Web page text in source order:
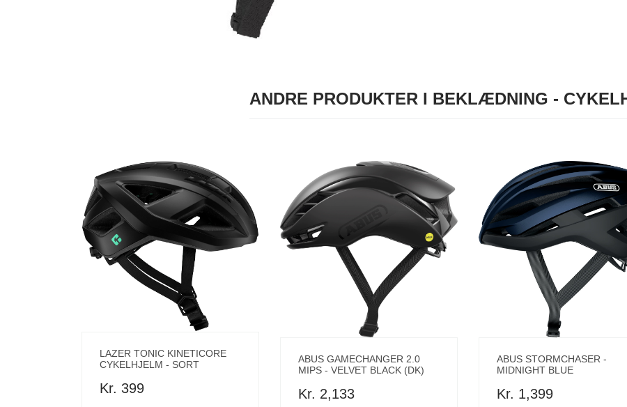
ANDRE PRODUKTER I BEKLÆDNING -
LAZER TONIC KINETICORE
CYKELHJELM - SORT
Kr. 399
ABUS GAMECHANGER 2.0
MIPS - VELVET BLACK (DK)
Kr. 2,133
ABUS STORMCHASER -
MIDNIGHT BLUE
Kr. 1,399